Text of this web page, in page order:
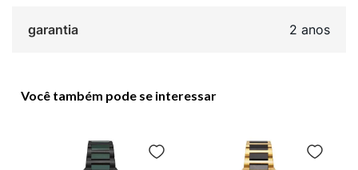
garantia 2 anos
Você também pode se interessar